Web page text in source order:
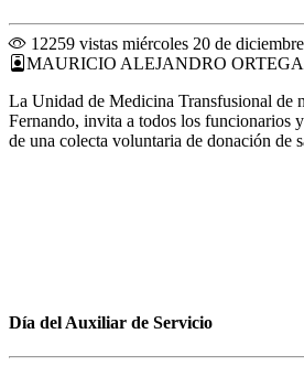
12259 vistas miércoles 20 de
MAURICIO ALEJANDRO ORTEGA
La Unidad de Medicina Transfusional de
Fernando, invita a todos los funcionarios
de una colecta voluntaria de donación de
Día del Auxiliar de Servicio